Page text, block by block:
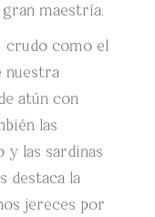
maestría.
crudo como el
nuestra
atún con
las
y las sardinas
destaca la
jereces por